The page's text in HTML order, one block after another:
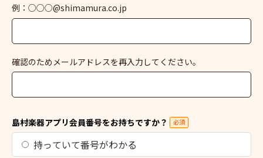
例：○○○@shimamura.co.jp
確認のためメールアドレスを再入力してください。
島村楽器アプリ会員番号をお持ちですか？ 必須
持っていて番号がわかる